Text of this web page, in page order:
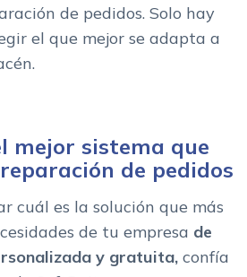
de pedidos. Solo hay
el que mejor se adapta a
mejor sistema que
de pedidos
cuál es la solución que más
de tu empresa de
y gratuita, confía